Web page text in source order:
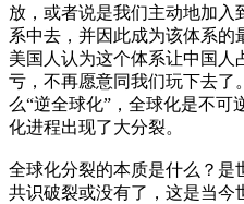
放，或者说是我们主动地加
系中去，并因此成为该体系的
美国人认为这个体系让中国人
亏，不再愿意同我们玩下去了
么“逆全球化”，全球化是不可
化进程出现了大分裂。
全球化分裂的本质是什么？是
共识破裂或没有了，这是当今